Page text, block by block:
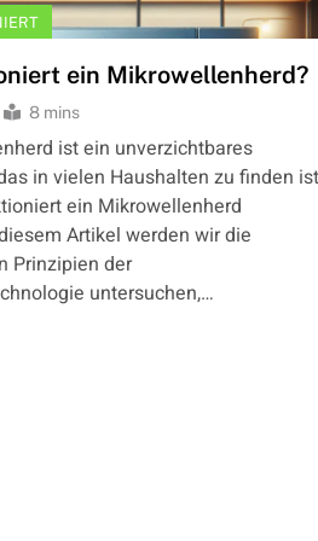
ein Mikrowellenherd?
8 mins
ist ein unverzichtbares
in vielen Haushalten zu finden
ein Mikrowellenherd
Artikel werden wir die
Prinzipien der
untersuchen,…